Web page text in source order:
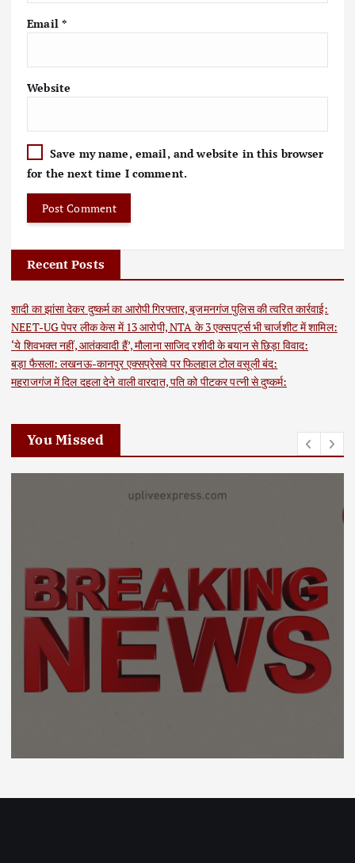
Email *
Website
Save my name, email, and website in this browser
for the next time I comment.
Recent Posts
शादी का झांसा देकर दुष्कर्म का आरोपी गिरफ्तार, बृजमनगंज पुलिस की त्वरित कार्रवाई:
NEET-UG पेपर लीक केस में 13 आरोपी, NTA के 3 एक्सपर्ट्स भी चार्जशीट में शामिल:
‘ये शिवभक्त नहीं, आतंकवादी हैं’, मौलाना साजिद रशीदी के बयान से छिड़ा विवाद:
बड़ा फैसला: लखनऊ-कानपुर एक्सप्रेसवे पर फिलहाल टोल वसूली बंद:
महराजगंज में दिल दहला देने वाली वारदात, पति को पीटकर पत्नी से दुष्कर्म:
You Missed